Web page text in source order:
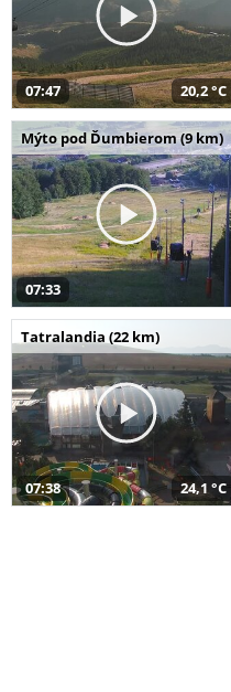
07:47 20,2 °C
Mýto pod Ďumbierom (9 km)
07:33
Tatralandia (22 km)
07:38 24,1 °C